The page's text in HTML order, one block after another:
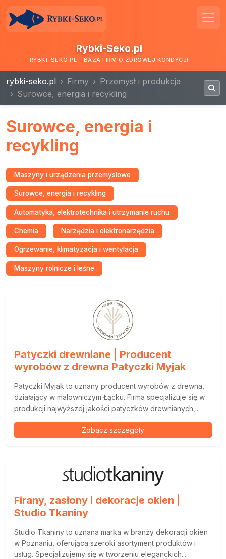
Rybki-Seko.pl
RYBKI-SEKO.PL - BAZA FIRM O ZDROWEJ KONDYCJI
rybki-seko.pl Firmy
Przemysł i produkcja
Surowce, energia i recykling
Surowce, energia i
recykling
Maszyny i urządzenia przemysłowe
Surowce, energia i recykling
Automatyka, elektrotechnika i utrzymanie ruchu
Chemia Narzędzia i elektronarzędzia
Ogrzewanie, klimatyzacja i wentylacja
Maszyny rolnicze i leśne
Patyczki drewniane | Producent
wyrobów z drewna Patyczki Myjak
Patyczki Myjak to uznany producent wyrobów z drewna,
działający w malowniczym Łącku. Firma specjalizuje się w
produkcji najwyższej jakości patyczków drewnianych,...
Zobacz szczegóły
Firany, zasłony i dekoracje okien |
Studio Tkaniny
Studio Tkaniny to uznana marka w branży dekoracji okien
w Poznaniu, oferująca szeroki asortyment produktów i
usług. Specjalizujemy się w tworzeniu eleganckich...